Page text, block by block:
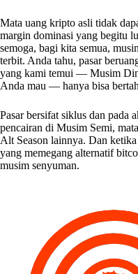
Mata uang kripto asli tidak
margin dominasi yang begitu
semoga, bagi kita semua,
terbit. Anda tahu, pasar
yang kami temui — Musim
Anda mau — hanya bisa
Pasar bersifat siklus dan pada
pencairan di Musim Semi,
Alt Season lainnya. Dan ketika
yang memegang alternatif
musim senyuman.